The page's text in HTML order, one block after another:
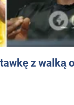
z walką